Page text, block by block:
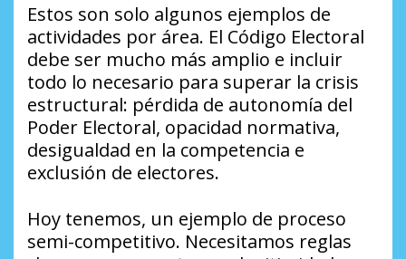
Estos son solo algunos ejemplos de
actividades por área. El Código Electoral
debe ser mucho más amplio e incluir
todo lo necesario para superar la crisis
estructural: pérdida de autonomía del
Poder Electoral, opacidad normativa,
desigualdad en la competencia e
exclusión de electores.
Hoy tenemos, un ejemplo de proceso
semi-competitivo. Necesitamos reglas